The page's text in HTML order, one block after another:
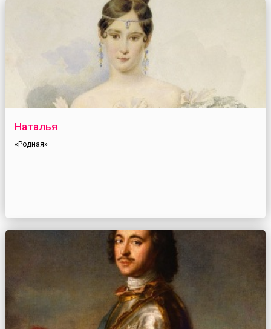
Наталья
«Родная»